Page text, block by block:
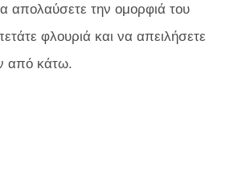
απολαύσετε την ομορφιά του
φλουριά και να απειλήσετε
από κάτω.